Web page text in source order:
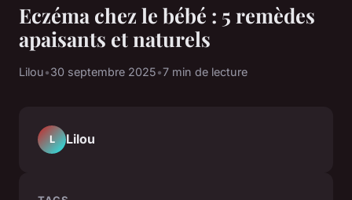
Eczéma chez le bébé : 5 remèdes
apaisants et naturels
Lilou•30 septembre 2025•7 min de lecture
L Lilou